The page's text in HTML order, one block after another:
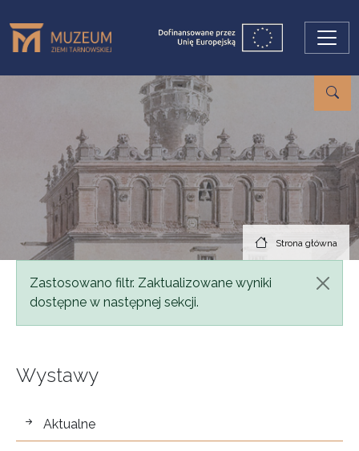
Strona główna
Komunikat
Zastosowano filtr. Zaktualizowane wyniki
dostępne w następnej sekcji.
Wystawy
wystawy
Aktualne